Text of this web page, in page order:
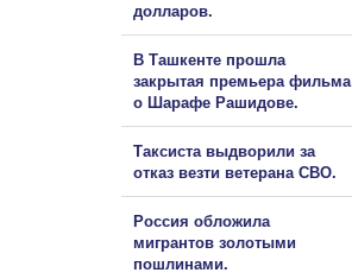
долларов.
В Ташкенте прошла
закрытая премьера фильма
о Шарафе Рашидове.
Таксиста выдворили за
отказ везти ветерана СВО.
Россия обложила
мигрантов золотыми
пошлинами.